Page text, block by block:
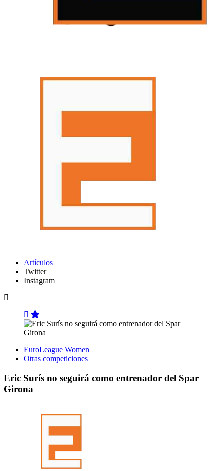
Artículos
Twitter
Instagram
EuroLeague Women
Otras competiciones
Eric Surís no seguirá como entrenador del Spar
Girona